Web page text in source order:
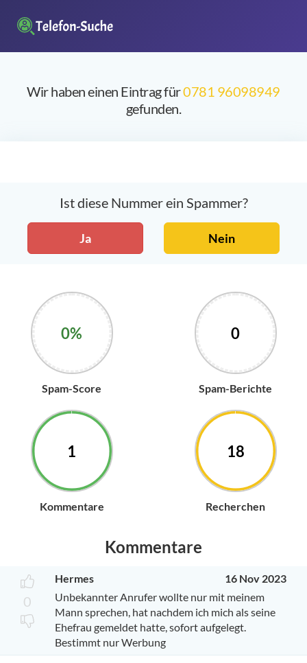
Wir haben einen Eintrag für0781 96098949
gefunden.
Ist diese Nummer ein Spammer?
Ja Nein
0%
Spam-Score
0
Spam-Berichte
1
Kommentare
18
Recherchen
Kommentare
0
Hermes
16 Nov 2023
Unbekannter Anrufer wollte nur mit meinem
Mann sprechen, hat nachdem ich mich als seine
Ehefrau gemeldet hatte, sofort aufgelegt.
Bestimmt nur Werbung